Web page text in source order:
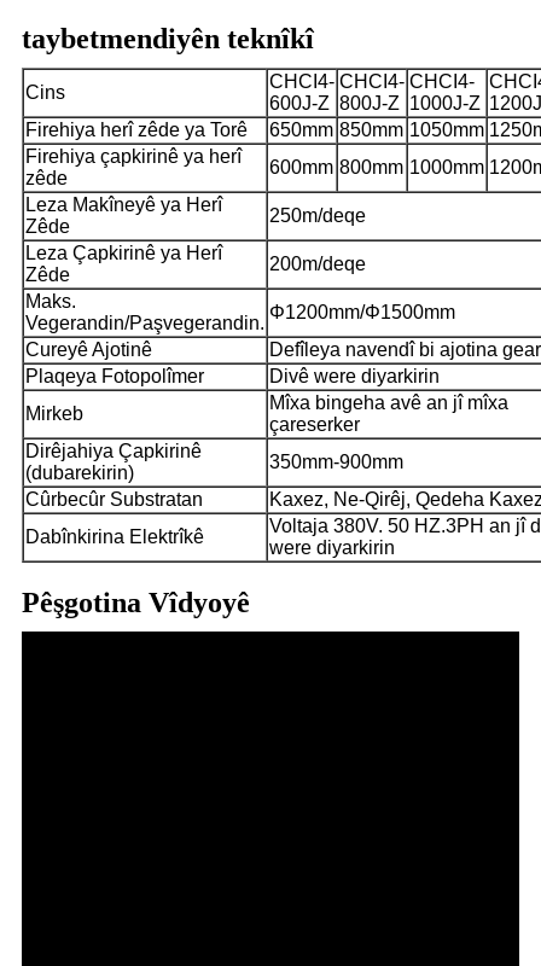
taybetmendiyên teknîkî
Cins
CHCI4-
600J-Z
CHCI4-
800J-Z
CHCI4-
1000J-Z
Firehiya herî zêde ya Torê
650mm 850mm 1050mm
Firehiya çapkirinê ya herî
zêde
600mm 800mm 1000mm
Leza Makîneyê ya Herî
Zêde
250m/deqe
Leza Çapkirinê ya Herî
Zêde
200m/deqe
Maks.
Vegerandin/Paşvegerandin.
Φ1200mm/Φ1500mm
Cureyê Ajotinê
Defîleya navendî bi ajotina
Plaqeya Fotopolîmer
Divê were diyarkirin
Mirkeb
Mîxa bingeha avê an jî mîxa
çareserker
Dirêjahiya Çapkirinê
(dubarekirin)
350mm-900mm
Cûrbecûr Substratan
Kaxez, Ne-Qirêj, Qedeha
Dabînkirina Elektrîkê
Voltaja 380V. 50 HZ.3PH an jî
were diyarkirin
Pêşgotina Vîdyoyê